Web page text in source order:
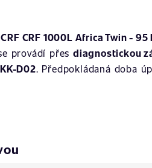
CRF 1000L Africa Twin - 95
provádí přesdiagnostickou
D02. Předpokládaná doba